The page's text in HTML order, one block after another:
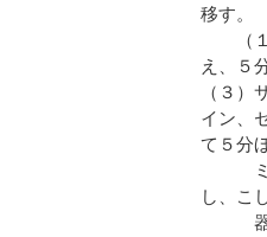
移す。
（１
え、５
（３）
イン、
て５分
ミニ
し、こ
器に